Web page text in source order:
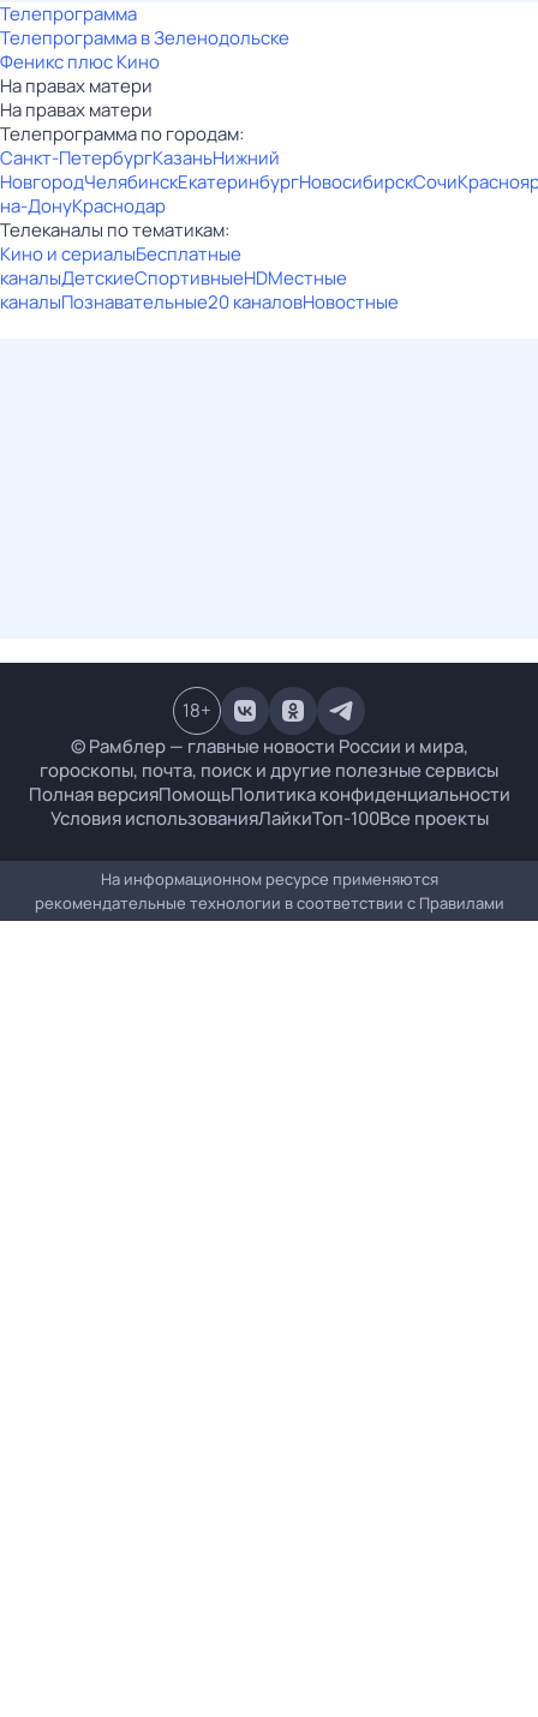
Телепрограмма
Телепрограмма в Зеленодольске
Феникс плюс Кино
На правах матери
На правах матери
Телепрограмма по городам:
Санкт-ПетербургКазаньНижний
НовгородЧелябинскЕкатеринбургНовосибирскСочи
на-ДонуКраснодар
Телеканалы по тематикам:
Кино и сериалыБесплатные
каналыДетскиеСпортивныеHDМестные
каналыПознавательные20 каналовНовостные
© Рамблер — главные новости России и мира,
гороскопы, почта, поиск и другие полезные сервисы
Полная версияПомощьПолитика конфиденциальности
Условия использованияЛайкиТоп-100Все проекты
18+
На информационном ресурсе применяются
рекомендательные технологии в соответствии с Правилами